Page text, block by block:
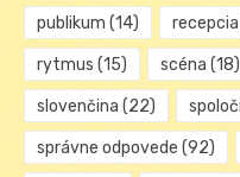
publikum (14) recepcia
rytmus (15) scéna (18)
slovenčina (22)
správne odpovede (92)